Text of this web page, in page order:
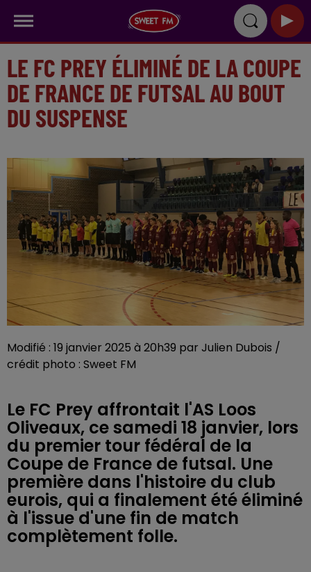
LE FC PREY ÉLIMINÉ DE LA COUPE
DE FRANCE DE FUTSAL AU BOUT
DU SUSPENSE
Modifié : 19 janvier 2025 à 20h39 par Julien Dubois /
crédit photo : Sweet FM
Le FC Prey affrontait l'AS Loos
Oliveaux, ce samedi 18 janvier, lors
du premier tour fédéral de la
Coupe de France de futsal. Une
première dans l'histoire du club
eurois, qui a finalement été éliminé
à l'issue d'une fin de match
complètement folle.